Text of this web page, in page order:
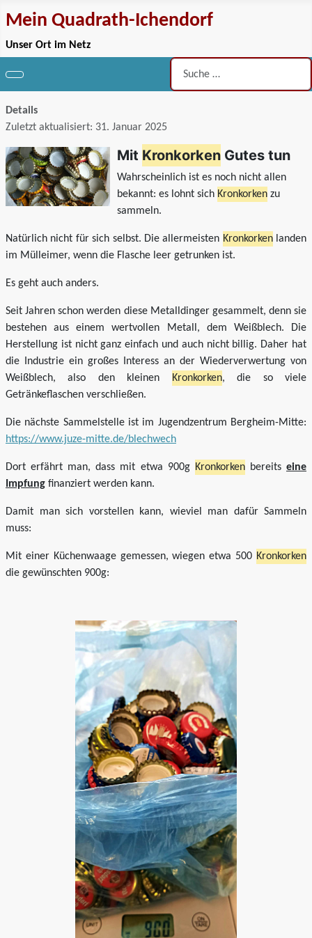
Mein Quadrath-Ichendorf
Unser Ort im Netz
Suchen
Details
Zuletzt aktualisiert: 31. Januar 2025
Mit Kronkorken Gutes tun
Wahrscheinlich ist es noch nicht allen
bekannt: es lohnt sich Kronkorken zu
sammeln.
Natürlich nicht für sich selbst. Die allermeisten Kronkorkenlanden
im Mülleimer, wenn die Flasche leer getrunken ist.
Es geht auch anders.
Seit Jahren schon werden diese Metalldinger gesammelt, denn sie
bestehen aus einem wertvollen Metall, dem Weißblech. Die
Herstellung ist nicht ganz einfach und auch nicht billig. Daher hat
die Industrie ein großes Interess an der Wiederverwertung von
Weißblech, also den kleinen
Kronkorken, die so viele
Getränkeflaschen verschließen.
Die nächste Sammelstelle ist im Jugendzentrum Bergheim-Mitte:
https://www.juze-mitte.de/blechwech
Dort erfährt man, dass mit etwa 900g Kronkorkenbereitseine
Impfung finanziert werden kann.
Damit man sich vorstellen kann, wieviel man dafür Sammeln
muss:
Mit einer Küchenwaage gemessen, wiegen etwa 500 Kronkorken
die gewünschten 900g: